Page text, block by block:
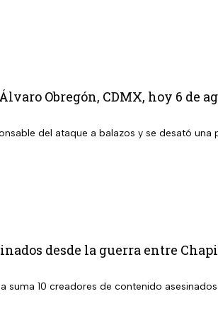
Obregón, CDMX, hoy 6 de
del ataque a balazos y se desató una
desde la guerra entre
suma 10 creadores de contenido